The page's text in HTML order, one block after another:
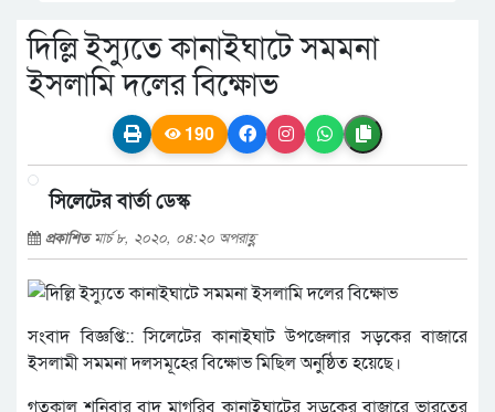
দিল্লি ইস্যুতে কানাইঘাটে সমমনা
ইসলামি দলের বিক্ষোভ
190
সিলেটের বার্তা ডেস্ক
প্রকাশিতমার্চ ৮, ২০২০, ০৪:২০ অপরাহ্ণ
সংবাদ বিজ্ঞপ্তি:: সিলেটের কানাইঘাট উপজেলার সড়কের বাজারে
ইসলামী সমমনা দলসমূহের বিক্ষোভ মিছিল অনুষ্ঠিত হয়েছে।